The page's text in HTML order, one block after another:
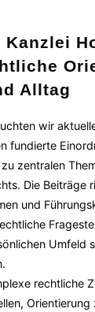
Kanzlei
Alltag
wir
fundierte
zentralen
Die Beiträge
und
Umfeld
rechtliche
Orientierung